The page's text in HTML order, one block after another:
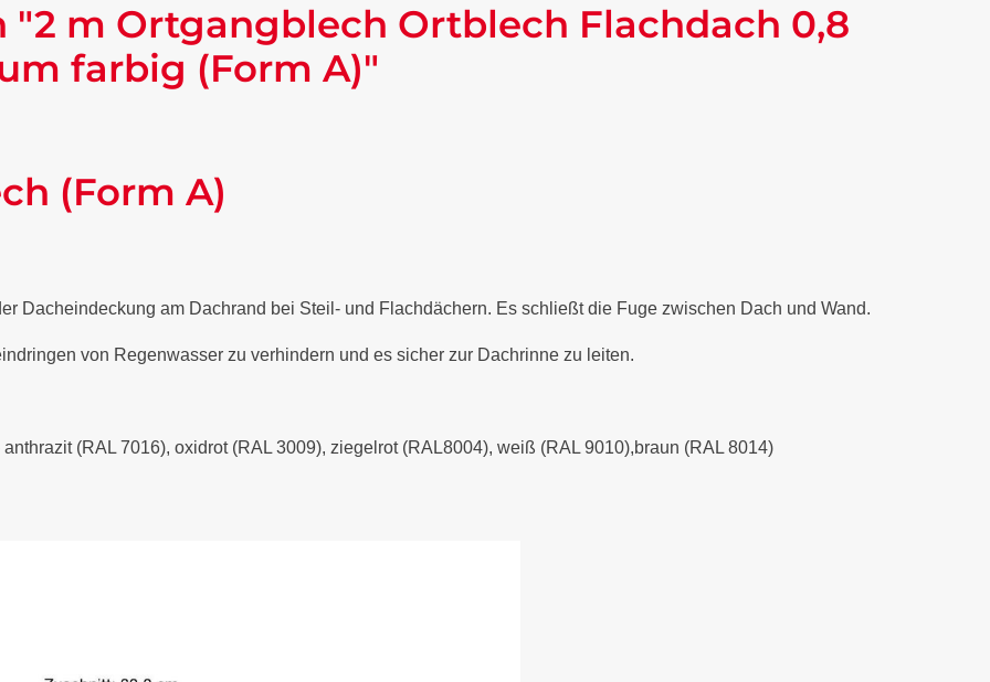
m Ortgangblech Ortblech Flachdach 0,8
farbig (Form A)"
(Form A)
Dacheindeckung am Dachrand bei Steil- und Flachdächern. Es schließt die Fuge zwischen Dach und Wand.
von Regenwasser zu verhindern und es sicher zur Dachrinne zu leiten.
(RAL 7016), oxidrot (RAL 3009), ziegelrot (RAL8004), weiß (RAL 9010),braun (RAL 8014)